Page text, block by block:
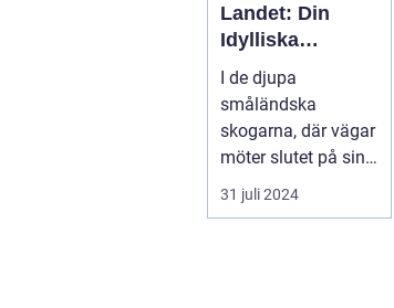
Landet: Din
Idylliska
Tillflyktsort i
Småland
I de djupa
småländska
skogarna, där vägar
möter slutet på sin
str&au...
31 juli 2024